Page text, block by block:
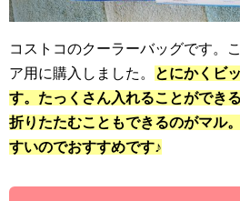
コストコのクーラーバッグです。
ア用に購入しました。
とにかくビ
す。たっくさん入れることができ
折りたたむこともできるのがマル
すいのでおすすめです♪